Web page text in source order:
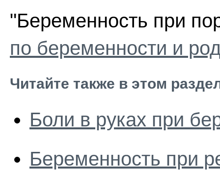
"Беременность при
по беременности и
Читайте также в этом
Боли в руках при
Беременность при